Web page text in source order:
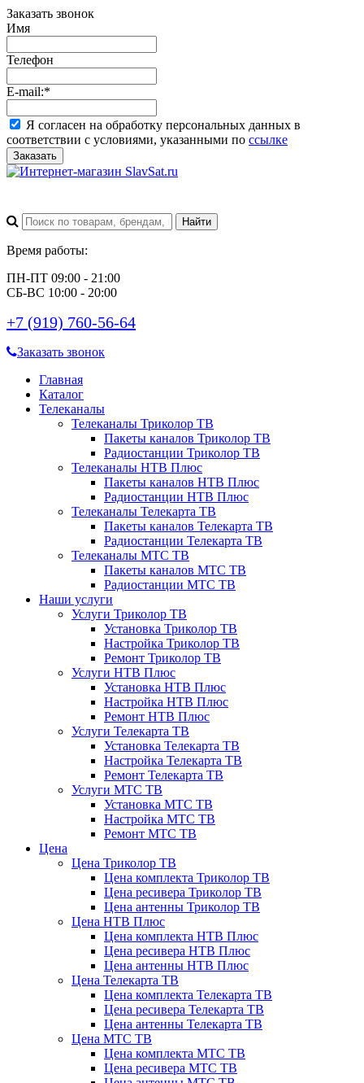
Заказать звонок
Имя
Телефон
E-mail:*
Я согласен на обработку персональных данных в
соответствии с условиями, указанными по ссылке
Заказать
Время работы:
ПН-ПТ 09:00 - 21:00
СБ-ВС 10:00 - 20:00
+7 (919) 760-56-64
Заказать звонок
Главная
Каталог
Телеканалы
Телеканалы Триколор ТВ
Пакеты каналов Триколор ТВ
Радиостанции Триколор ТВ
Телеканалы НТВ Плюс
Пакеты каналов НТВ Плюс
Радиостанции НТВ Плюс
Телеканалы Телекарта ТВ
Пакеты каналов Телекарта ТВ
Радиостанции Телекарта ТВ
Телеканалы МТС ТВ
Пакеты каналов МТС ТВ
Радиостанции МТС ТВ
Наши услуги
Услуги Триколор ТВ
Установка Триколор ТВ
Настройка Триколор ТВ
Ремонт Триколор ТВ
Услуги НТВ Плюс
Установка НТВ Плюс
Настройка НТВ Плюс
Ремонт НТВ Плюс
Услуги Телекарта ТВ
Установка Телекарта ТВ
Настройка Телекарта ТВ
Ремонт Телекарта ТВ
Услуги МТС ТВ
Установка МТС ТВ
Настройка МТС ТВ
Ремонт МТС ТВ
Цена
Цена Триколор ТВ
Цена комплекта Триколор ТВ
Цена ресивера Триколор ТВ
Цена антенны Триколор ТВ
Цена НТВ Плюс
Цена комплекта НТВ Плюс
Цена ресивера НТВ Плюс
Цена антенны НТВ Плюс
Цена Телекарта ТВ
Цена комплекта Телекарта ТВ
Цена ресивера Телекарта ТВ
Цена антенны Телекарта ТВ
Цена МТС ТВ
Цена комплекта МТС ТВ
Цена ресивера МТС ТВ